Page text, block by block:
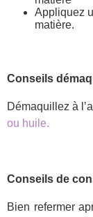
Appliquez
matière.
Conseils
Démaquillez à
ou huile.
Conseils de
Bien refermer